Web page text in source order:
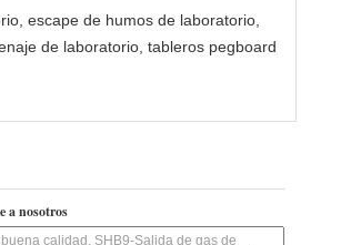
escape de humos de laboratorio,
de laboratorio, tableros pegboard
a nosotros